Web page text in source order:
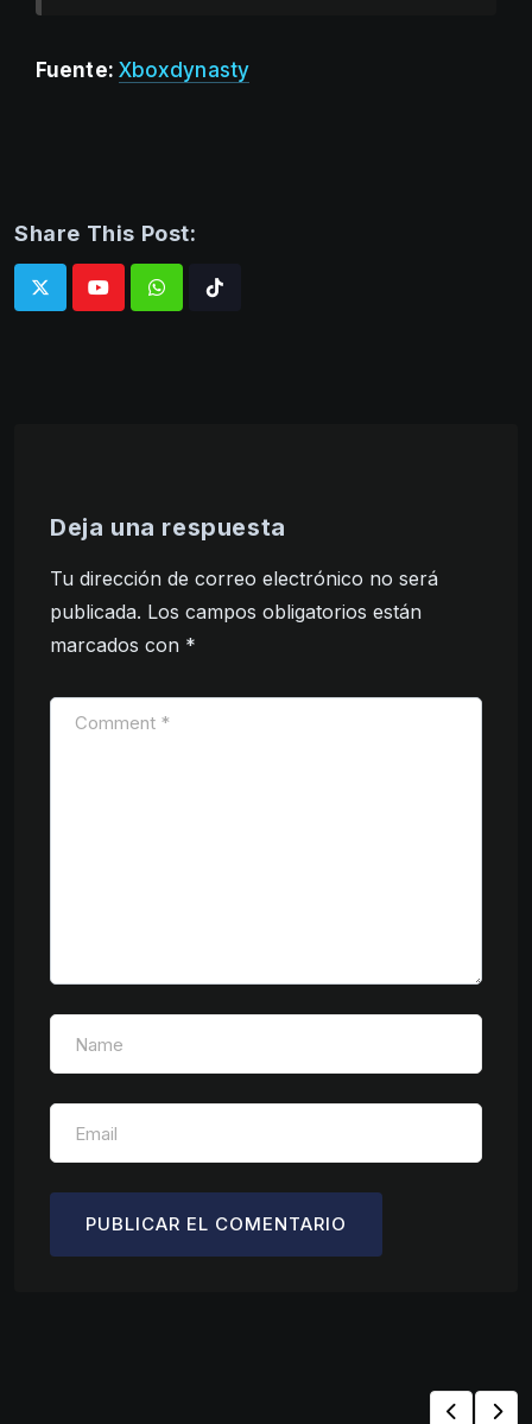
Fuente: Xboxdynasty
Share This Post:
WhatsappTiktok
Deja una respuesta
Tu dirección de correo electrónico no será
publicada. Los campos obligatorios están
marcados con *